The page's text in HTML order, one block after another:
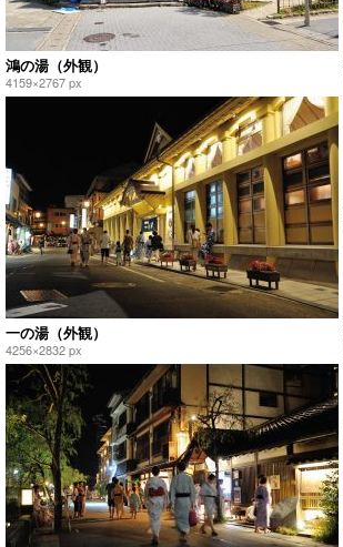
鴻の湯（外観）
4159×2767 px
一の湯（外観）
4256×2832 px